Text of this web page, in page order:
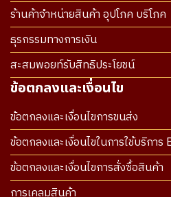
ร้านค้าจำหน่ายสินค้า อุปโภค บริโภค
ธุรกรรมทางการเงิน
สะสมพอยท์รับสิทธิประโยชน์
ข้อตกลงและเงื่อนไข
ข้อตกลงและเงื่อนไขการขนส่ง
ข้อตกลงและเงื่อนไขในการใช้บริการ
ข้อตกลงและเงื่อนไขการสั่งซื้อสินค้า
การเคลมสินค้า